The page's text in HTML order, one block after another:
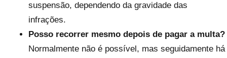
suspensão, dependendo da gravidade das
infrações.
Posso recorrer mesmo depois de pagar a multa?
Normalmente não é possível, mas seguidamente há